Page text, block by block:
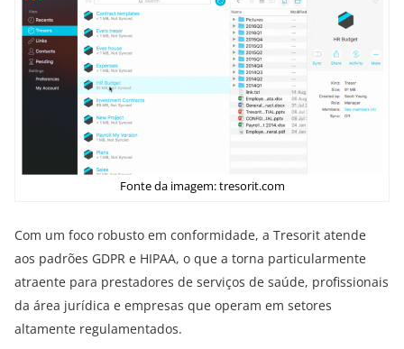
Fonte da imagem: tresorit.com
Com um foco robusto em conformidade, a Tresorit atende
aos padrões GDPR e HIPAA, o que a torna particularmente
atraente para prestadores de serviços de saúde, profissionais
da área jurídica e empresas que operam em setores
altamente regulamentados.